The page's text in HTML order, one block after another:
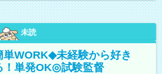
未読
単WORK◆未経験から好き
！単発OK◎試験監督